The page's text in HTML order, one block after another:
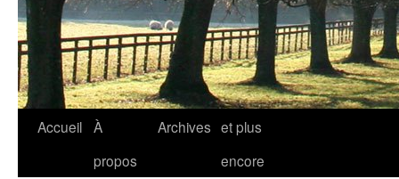
Accueil À
propos
Archives et plus
encore